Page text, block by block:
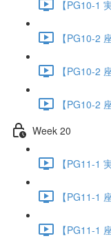
【PG10-1
【PG10-2
【PG10-2
【PG10-2
Week 20
【PG11-1
【PG11-1
【PG11-1